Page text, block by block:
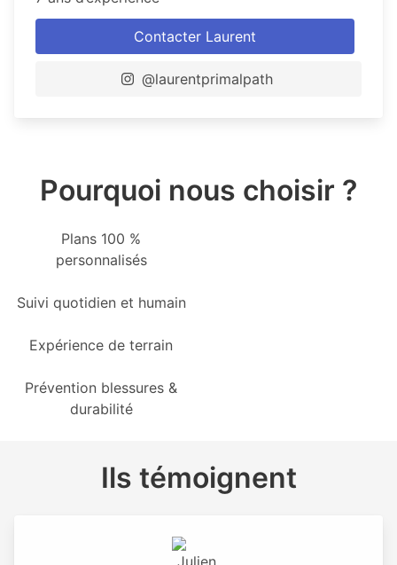
Contacter Laurent
@laurentprimalpath
Pourquoi nous choisir ?
Plans 100 %
personnalisés
Suivi quotidien et humain
Expérience de terrain
Prévention blessures &
durabilité
Ils témoignent